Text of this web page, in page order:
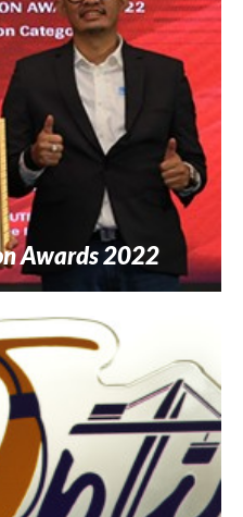
Awards 2022